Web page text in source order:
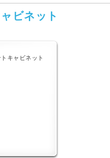
ビネット